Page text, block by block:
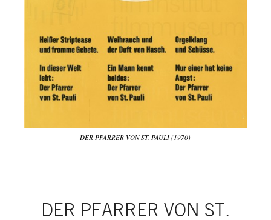
DER PFARRER VON ST. PAULI (1970)
DER PFARRER VON ST.